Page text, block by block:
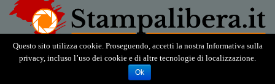
Questo sito utilizza cookie. Proseguendo, accetti la nostra Informativa sulla
privacy, incluso l’uso dei cookie e di altre tecnologie di localizzazione.
Ok